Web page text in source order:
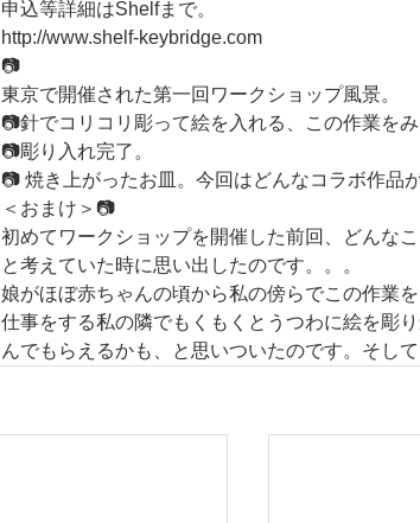
申込等詳細はShelfまで。
http://www.shelf-keybridge.com
📷
東京で開催された第一回ワークショップ風景。
📷針でコリコリ彫って絵を入れる、この作業を
📷彫り入れ完了。
📷 焼き上がったお皿。今回はどんなコラボ作品
＜おまけ＞📷
初めてワークショップを開催した前回、どんな
と考えていた時に思い出したのです。。。
娘がほぼ赤ちゃんの頃から私の傍らでこの作業を
仕事をする私の隣でもくもくとうつわに絵を彫
んでもらえるかも、と思いついたのです。そし